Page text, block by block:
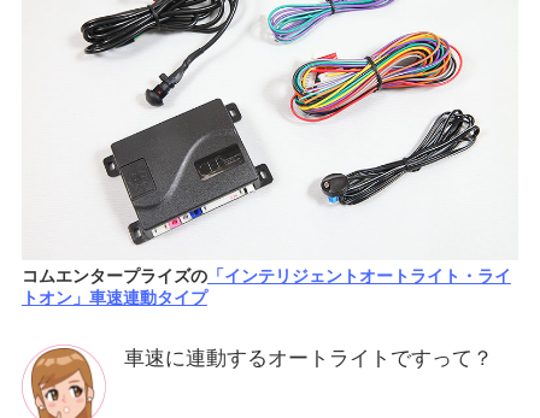
コムエンタープライズの「インテリジェントオートライト・ライ
トオン」車速連動タイプ
車速に連動するオートライトですって？